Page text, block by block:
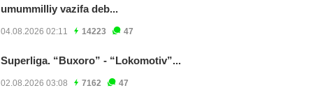
umummilliy vazifa deb...
04.08.2026 02:11 14223 47
Superliga. “Buxoro” - “Lokomotiv”...
02.08.2026 03:08 7162 47